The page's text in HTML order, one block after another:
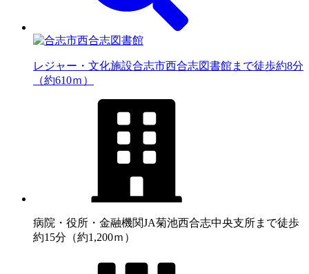
レジャー・文化施設合志市西合志図書館まで徒歩約8分
（約610ｍ）
病院・役所・金融機関JA菊池西合志中央支所まで徒歩
約15分（約1,200ｍ）